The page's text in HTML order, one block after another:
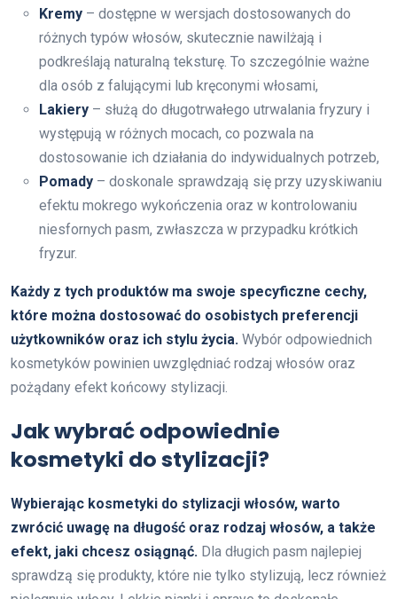
Kremy – dostępne w wersjach dostosowanych do
różnych typów włosów, skutecznie nawilżają i
podkreślają naturalną teksturę. To szczególnie ważne
dla osób z falującymi lub kręconymi włosami,
Lakiery – służą do długotrwałego utrwalania fryzury i
występują w różnych mocach, co pozwala na
dostosowanie ich działania do indywidualnych potrzeb,
Pomady – doskonale sprawdzają się przy uzyskiwaniu
efektu mokrego wykończenia oraz w kontrolowaniu
niesfornych pasm, zwłaszcza w przypadku krótkich
fryzur.
Każdy z tych produktów ma swoje specyficzne cechy,
które można dostosować do osobistych preferencji
użytkowników oraz ich stylu życia. Wybór odpowiednich
kosmetyków powinien uwzględniać rodzaj włosów oraz
pożądany efekt końcowy stylizacji.
Jak wybrać odpowiednie
kosmetyki do stylizacji?
Wybierając kosmetyki do stylizacji włosów, warto
zwrócić uwagę na długość oraz rodzaj włosów, a także
efekt, jaki chcesz osiągnąć. Dla długich pasm najlepiej
sprawdzą się produkty, które nie tylko stylizują, lecz również